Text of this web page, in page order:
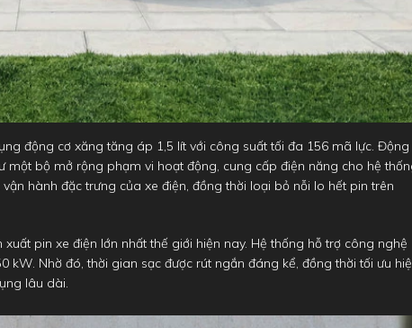
động cơ xăng tăng áp 1,5 lít với công suất tối đa 156 mã lực. Động
bộ mở rộng phạm vi hoạt động, cung cấp điện năng cho hệ
hành đặc trưng của xe điện, đồng thời loại bỏ nỗi lo hết pin trên
pin xe điện lớn nhất thế giới hiện nay. Hệ thống hỗ trợ công nghệ
kW. Nhờ đó, thời gian sạc được rút ngắn đáng kể, đồng thời tối ưu
lâu dài.